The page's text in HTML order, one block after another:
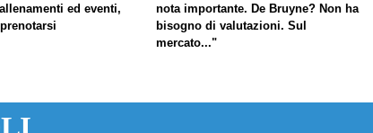
ed eventi,
nota importante. De Bruyne? Non ha
bisogno di valutazioni. Sul
mercato..."